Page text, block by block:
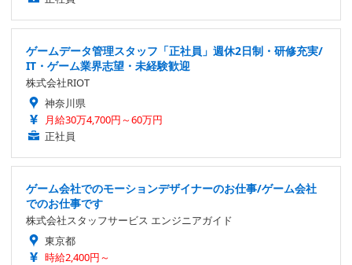
ゲームデータ管理スタッフ「正社員」週休2日制・研修充実/
IT・ゲーム業界志望・未経験歓迎
株式会社RIOT
神奈川県
月給30万4,700円～60万円
正社員
ゲーム会社でのモーションデザイナーのお仕事/ゲーム会社
でのお仕事です
株式会社スタッフサービス エンジニアガイド
東京都
時給2,400円～